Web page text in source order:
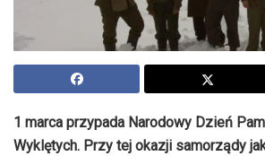
1 marca przypada Narodowy Dzień
Wyklętych. Przy tej okazji samorządy